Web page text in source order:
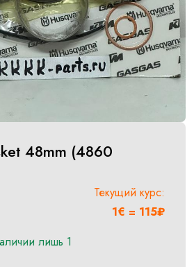
48mm (4860
Текущий курс:
1€ = 115₽
лишь 1